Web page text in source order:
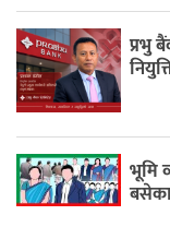
प्रभु
भूमि